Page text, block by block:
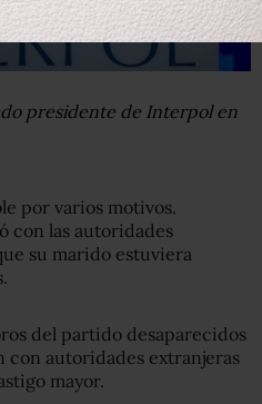
presidente de Interpol en
por varios motivos.
con las autoridades
su marido estuviera
del partido desaparecidos
con autoridades extranjeras
mayor.